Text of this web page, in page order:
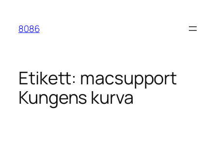
innehåll
8086
Etikett: macsupport
Kungens kurva